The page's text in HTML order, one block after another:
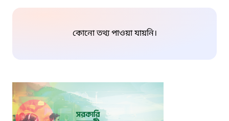
কোনো তথ্য পাওয়া যায়নি।